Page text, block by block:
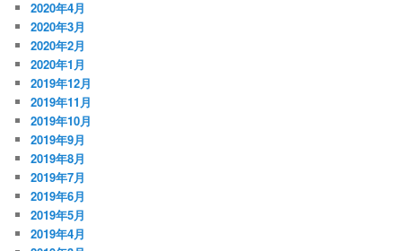
2020年4月
2020年3月
2020年2月
2020年1月
2019年12月
2019年11月
2019年10月
2019年9月
2019年8月
2019年7月
2019年6月
2019年5月
2019年4月